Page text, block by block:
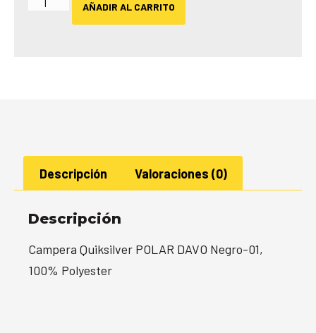
AÑADIR AL CARRITO
Descripción Valoraciones (0)
Descripción
Campera Quiksilver POLAR DAVO Negro-01,
100% Polyester